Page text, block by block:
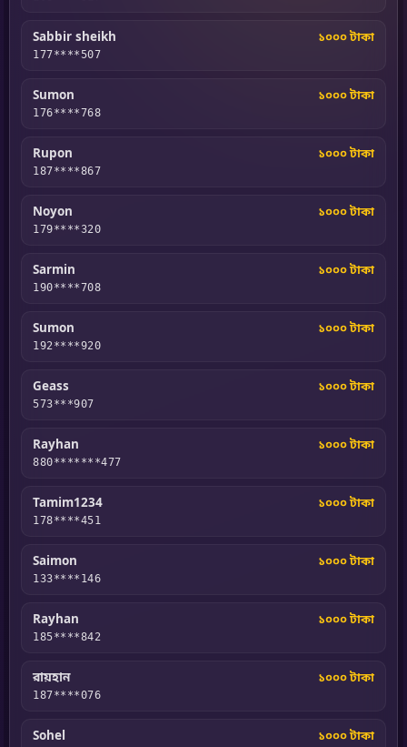
Sabbir sheikh
177****507
১০০০ টাকা
Sumon
176****768
১০০০ টাকা
Rupon
187****867
১০০০ টাকা
Noyon
179****320
১০০০ টাকা
Sarmin
190****708
১০০০ টাকা
Sumon
192****920
১০০০ টাকা
Geass
573***907
১০০০ টাকা
Rayhan
880*******477
১০০০ টাকা
Tamim1234
178****451
১০০০ টাকা
Saimon
133****146
১০০০ টাকা
Rayhan
185****842
১০০০ টাকা
রায়হান
187****076
১০০০ টাকা
Sohel ১০০০ টাকা